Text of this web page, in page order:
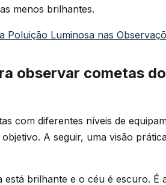
menos brilhantes.
Poluição Luminosa nas
observar cometas
com diferentes níveis de
A seguir, uma visão
está brilhante e o céu é escuro. É